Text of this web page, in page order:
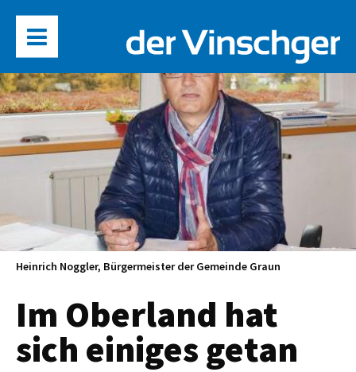
Heinrich Noggler, Bürgermeister der Gemeinde Graun
Im Oberland hat
sich einiges getan